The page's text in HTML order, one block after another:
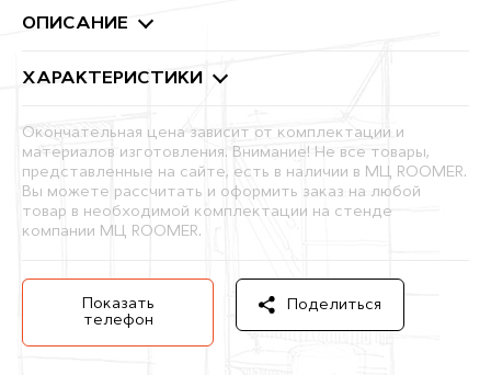
ОПИСАНИЕ
ХАРАКТЕРИСТИКИ
Окончательная цена зависит от комплектации и
материалов изготовления. Внимание! Не все товары,
представленные на сайте, есть в наличии в МЦ ROOMER.
Вы можете рассчитать и оформить заказ на любой
товар в необходимой комплектации на стенде
компании МЦ ROOMER.
Показать
телефон
Поделиться